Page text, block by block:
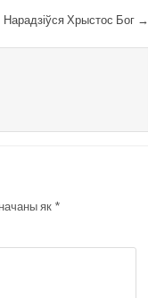
Нарадзіўся Хрыстос Бог →
як *